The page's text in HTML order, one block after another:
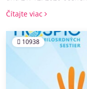
Čítajte viac
10938